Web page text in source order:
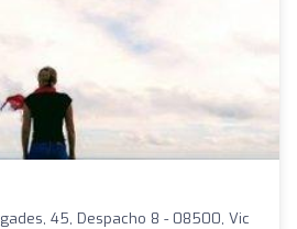
45, Despacho 8 - 08500, Vic